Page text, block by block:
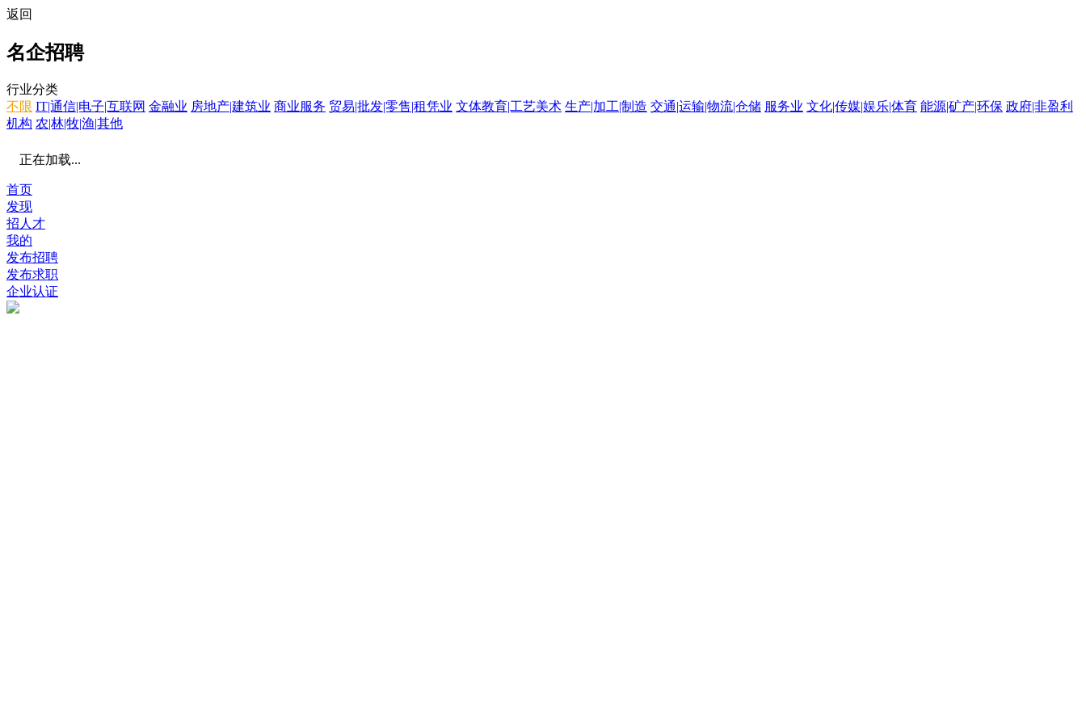
返回
名企招聘
行业分类
不限 IT|通信|电子|互联网 金融业 房地产|建筑业 商业服务 贸易|批发|零售|租凭业 文体教育|工艺美术 生产|加工|制造 交通|运输|物流|仓储 服务业 文化|传媒|娱乐|体育 能源|矿产|环保 政府|非盈利
机构 农|林|牧|渔|其他
正在加载...
首页
发现
招人才
我的
发布招聘
发布求职
企业认证